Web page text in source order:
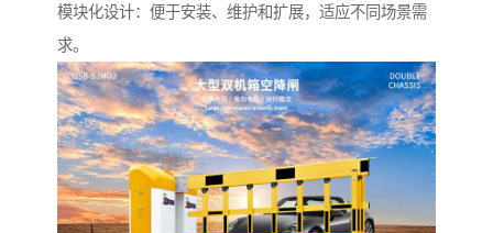
模块化设计：便于安装、维护和扩展，适应不同场景需
求。